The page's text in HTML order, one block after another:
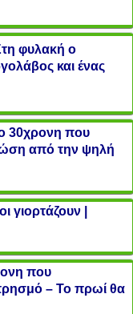
φυλακή ο
και ένας
30χρονη που
από την ψηλή
γιορτάζουν |
που
– Το πρωί θα